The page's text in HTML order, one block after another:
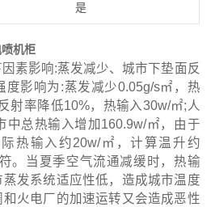
是
机柜
素影响:蒸发减少、城市下垫面反
度影响为:蒸发减少0.05g/s㎡，热
射率降低10%，热输入30w/㎡;人
中总热输入增加160.9w/㎡，由于
热输入约20w/㎡，计算温升约
。当夏季空气流通减缓时，热输
发系统适应性低，造成城市温度
火电厂的加速运转又会造成恶性